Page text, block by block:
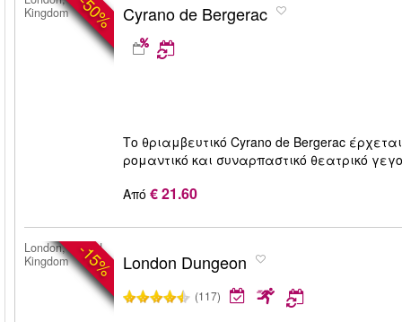
-50%
Kingdom
Cyrano de Bergerac
Το θριαμβευτικό Cyrano de Bergerac
ρομαντικό και συναρπαστικό θεατρικό
Από € 21.60
-15%
London, United
Kingdom
London Dungeon
(117)